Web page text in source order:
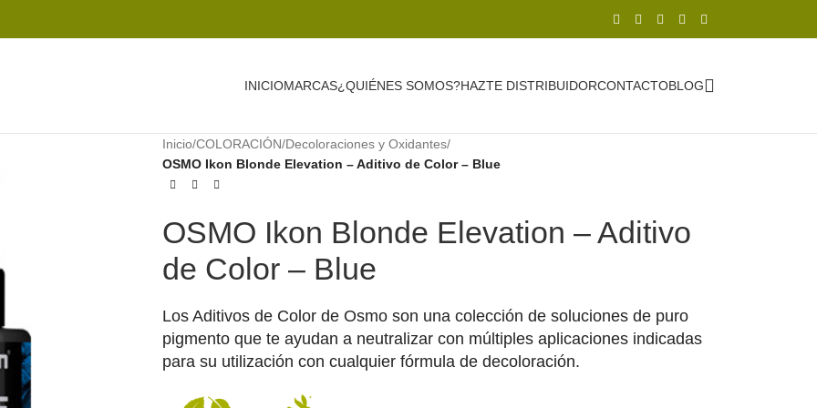
INICIOMARCAS¿QUIÉNES SOMOS?HAZTE DISTRIBUIDORCONTACTOBLOG
Inicio/COLORACIÓN/Decoloraciones y Oxidantes/
OSMO Ikon Blonde Elevation – Aditivo de Color – Blue
OSMO Ikon Blonde Elevation – Aditivo
de Color – Blue
Los Aditivos de Color de Osmo son una colección de soluciones de puro
pigmento que te ayudan a neutralizar con múltiples aplicaciones indicadas
para su utilización con cualquier fórmula de decoloración.